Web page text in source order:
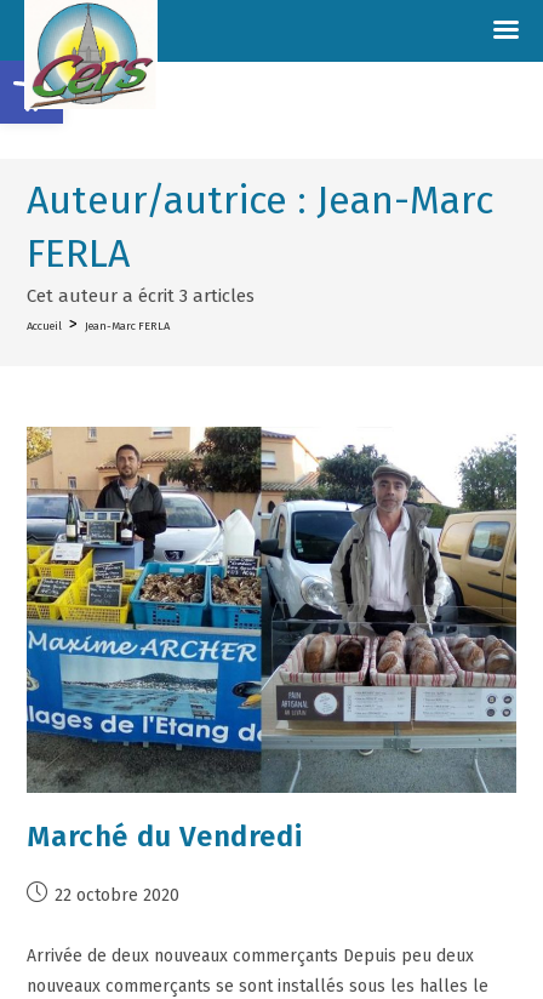
Auteur/autrice : Jean-Marc
FERLA
Cet auteur a écrit 3 articles
Accueil > Jean-Marc FERLA
Marché du Vendredi
22 octobre 2020
Arrivée de deux nouveaux commerçants Depuis peu deux
nouveaux commerçants se sont installés sous les halles le
Ouvrir la barre d’outils